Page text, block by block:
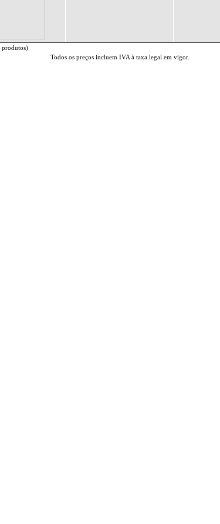
produtos)
Todos os preços incluem IVA à taxa legal em vigor.